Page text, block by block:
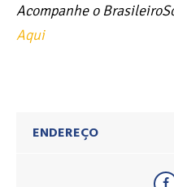
Acompanhe o
Aqui
ENDEREÇO